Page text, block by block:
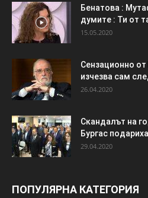
Бенатова :
думите : Ти от
15.05.2020
Сензационно
изчезва сам
26.04.2020
Скандалът на
Бургас
29.04.2020
ПОПУЛЯРНА КАТЕГОРИЯ